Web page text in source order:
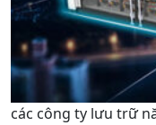
các công ty lưu trữ